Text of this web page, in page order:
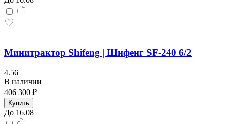
Минитрактор Shifeng | Шифенг SF-240 6/2
4.56
В наличии
406 300 ₽
Купить
До 16.08